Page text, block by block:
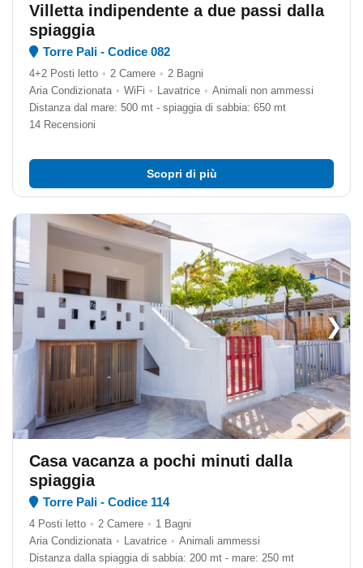
Villetta indipendente a due passi dalla
spiaggia
Torre Pali - Codice 082
4+2 Posti letto • 2 Camere • 2 Bagni
Aria Condizionata • WiFi • Lavatrice • Animali non ammessi
Distanza dal mare: 500 mt - spiaggia di sabbia: 650 mt
14 Recensioni
Scopri di più
❯
Casa vacanza a pochi minuti dalla
spiaggia
Torre Pali - Codice 114
4 Posti letto • 2 Camere • 1 Bagni
Aria Condizionata • Lavatrice • Animali ammessi
Distanza dalla spiaggia di sabbia: 200 mt - mare: 250 mt